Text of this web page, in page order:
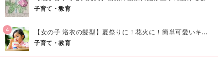
子育て・教育
4 【女の子 浴衣の髪型】夏祭りに！花火に！簡単可愛いキッズの浴衣ヘアアレンジまとめ
子育て・教育